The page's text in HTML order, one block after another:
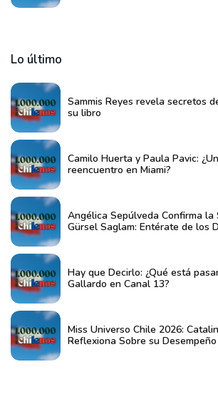
Lo último
Sammis Reyes revela secretos
su libro
Camilo Huerta y Paula Pavic:
reencuentro en Miami?
Angélica Sepúlveda Confirma la
Gürsel Saglam: Entérate de los
Hay que Decirlo: ¿Qué está
Gallardo en Canal 13?
Miss Universo Chile 2026:
Reflexiona Sobre su Desempeño